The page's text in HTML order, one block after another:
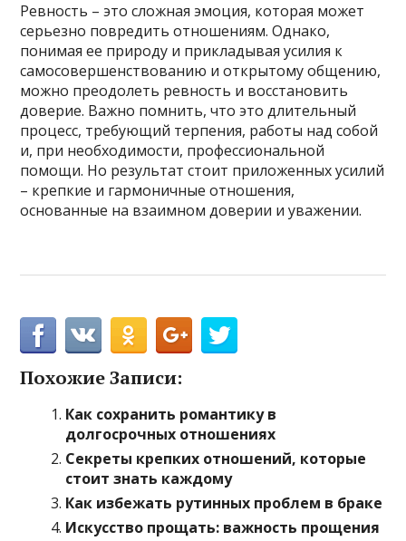
Ревность – это сложная эмоция, которая может
серьезно повредить отношениям. Однако,
понимая ее природу и прикладывая усилия к
самосовершенствованию и открытому общению,
можно преодолеть ревность и восстановить
доверие. Важно помнить, что это длительный
процесс, требующий терпения, работы над собой
и, при необходимости, профессиональной
помощи. Но результат стоит приложенных усилий
– крепкие и гармоничные отношения,
основанные на взаимном доверии и уважении.
Похожие Записи:
Как сохранить романтику в
долгосрочных отношениях
Секреты крепких отношений, которые
стоит знать каждому
Как избежать рутинных проблем в браке
Искусство прощать: важность прощения